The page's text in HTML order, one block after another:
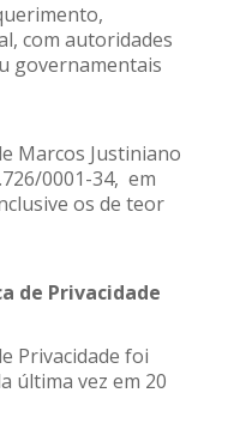
com autoridades
governamentais
Marcos Justiniano
0001-34, em
os de teor
de Privacidade
Privacidade foi
última vez em 20